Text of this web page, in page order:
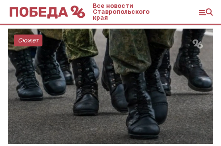
Все новости
Ставропольского
края
Сюжет